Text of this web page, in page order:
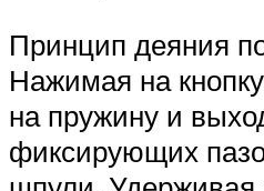
Принцип деяния
Нажимая на
на пружину и
фиксирующих